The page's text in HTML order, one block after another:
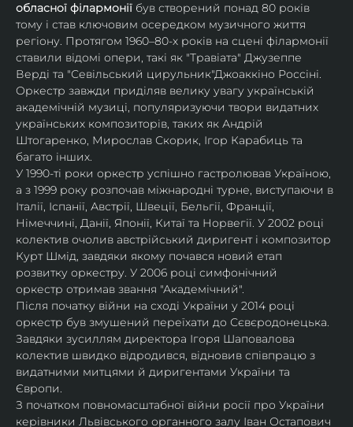
обласної філармонії був створений понад 80 років
тому і став ключовим осередком музичного життя
регіону. Протягом 1960–80-х років на сцені філармонії
ставили відомі опери, такі як "Травіата" Джузеппе
Верді та "Севільський цирульник"Джоаккіно Россіні.
Оркестр завжди приділяв велику увагу українській
академічній музиці, популяризуючи твори видатних
українських композиторів, таких як Андрій
Штогаренко, Мирослав Скорик, Ігор Карабиць та
багато інших.
У 1990-ті роки оркестр успішно гастролював Україною,
а з 1999 року розпочав міжнародні турне, виступаючи в
Італії, Іспанії, Австрії, Швеції, Бельгії, Франції,
Німеччині, Данії, Японії, Китаї та Норвегії. У 2002 році
колектив очолив австрійський диригент і композитор
Курт Шмід, завдяки якому почався новий етап
розвитку оркестру. У 2006 році симфонічний
оркестр отримав звання "Академічний".
Після початку війни на сході України у 2014 році
оркестр був змушений переїхати до Сєвєродонецька.
Завдяки зусиллям директора Ігоря Шаповалова
колектив швидко відродився, відновив співпрацю з
видатними митцями й диригентами України та
Європи.
З початком повномасштабної війни росії про України
керівники Львівського органного залу Іван Остапович